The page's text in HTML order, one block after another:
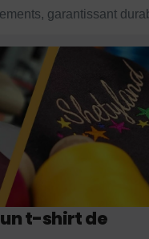
garantissant
t-shirt de